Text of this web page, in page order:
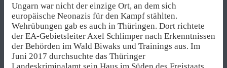
Ungarn war nicht der einzige Ort, an dem sich
europäische Neonazis für den Kampf stählten.
Wehrübungen gab es auch in Thüringen. Dort richtete
der EA-Gebietsleiter Axel Schlimper nach Erkenntnissen
der Behörden im Wald Biwaks und Trainings aus. Im
Juni 2017 durchsuchte das Thüringer